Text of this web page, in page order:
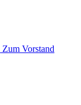
Zum Vorstand